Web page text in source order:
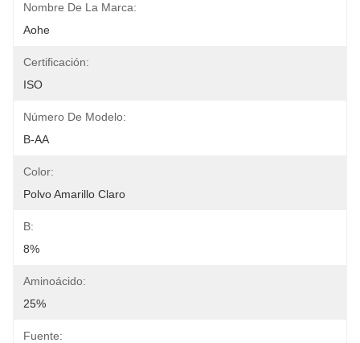
Nombre De La Marca:
Aohe
Certificación:
ISO
Número De Modelo:
B-AA
Color:
Polvo Amarillo Claro
B:
8%
Aminoácido:
25%
Fuente: